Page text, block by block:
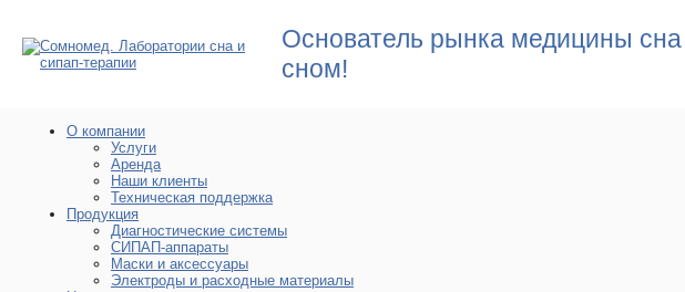
Основатель рынка медицины
сном!
О компании
Услуги
Аренда
Наши клиенты
Техническая поддержка
Продукция
Диагностические системы
СИПАП-аппараты
Маски и аксессуары
Электроды и расходные материалы